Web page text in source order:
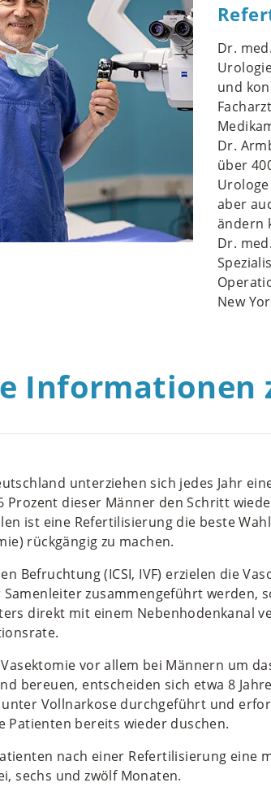
Dr.
und
Dr.
über
aber
ändern
Dr.
New
Informationen
unterziehen sich jedes Jahr
Prozent dieser Männer den Schritt
ist eine Refertilisierung die beste
rückgängig zu machen.
Befruchtung (ICSI, IVF) erzielen die
zusammengeführt werden,
direkt mit einem Nebenhodenkanal
vor allem bei Männern um
bereuen, entscheiden sich etwa 8
Vollnarkose durchgeführt und
Patienten bereits wieder duschen.
nach einer Refertilisierung eine
sechs und zwölf Monaten.